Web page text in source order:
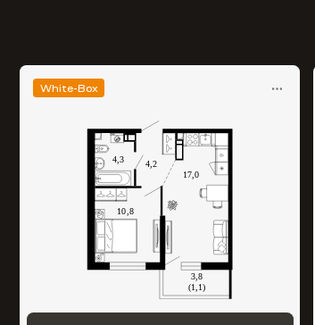
White-Box